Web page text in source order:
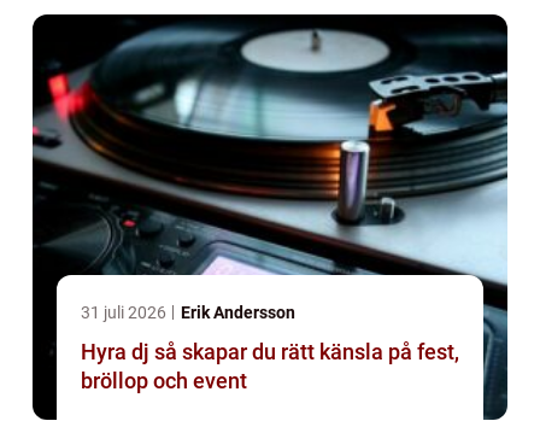
31 juli 2026 Erik Andersson
Hyra dj så skapar du rätt känsla på fest,
bröllop och event